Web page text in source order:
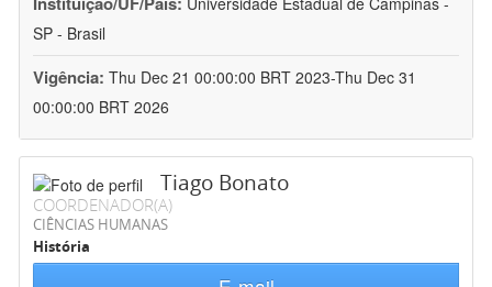
SP - Brasil
Vigência: Thu Dec 21 00:00:00 BRT 2023-Thu Dec 31
00:00:00 BRT 2026
Tiago Bonato
COORDENADOR(A)
CIÊNCIAS HUMANAS
História